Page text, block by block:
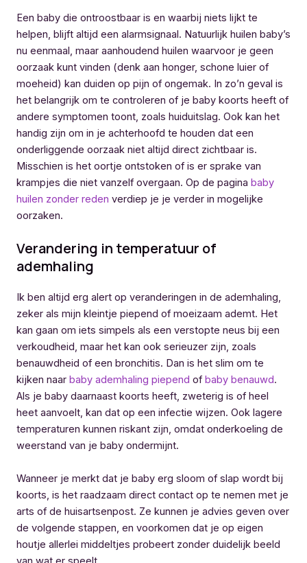
Een baby die ontroostbaar is en waarbij niets lijkt te
helpen, blijft altijd een alarmsignaal. Natuurlijk huilen baby’s
nu eenmaal, maar aanhoudend huilen waarvoor je geen
oorzaak kunt vinden (denk aan honger, schone luier of
moeheid) kan duiden op pijn of ongemak. In zo’n geval is
het belangrijk om te controleren of je baby koorts heeft of
andere symptomen toont, zoals huiduitslag. Ook kan het
handig zijn om in je achterhoofd te houden dat een
onderliggende oorzaak niet altijd direct zichtbaar is.
Misschien is het oortje ontstoken of is er sprake van
krampjes die niet vanzelf overgaan. Op de pagina baby
huilen zonder reden verdiep je je verder in mogelijke
oorzaken.
Verandering in temperatuur of
ademhaling
Ik ben altijd erg alert op veranderingen in de ademhaling,
zeker als mijn kleintje piepend of moeizaam ademt. Het
kan gaan om iets simpels als een verstopte neus bij een
verkoudheid, maar het kan ook serieuzer zijn, zoals
benauwdheid of een bronchitis. Dan is het slim om te
kijken naar baby ademhaling piepend of baby benauwd.
Als je baby daarnaast koorts heeft, zweterig is of heel
heet aanvoelt, kan dat op een infectie wijzen. Ook lagere
temperaturen kunnen riskant zijn, omdat onderkoeling de
weerstand van je baby ondermijnt.
Wanneer je merkt dat je baby erg sloom of slap wordt bij
koorts, is het raadzaam direct contact op te nemen met je
arts of de huisartsenpost. Ze kunnen je advies geven over
de volgende stappen, en voorkomen dat je op eigen
houtje allerlei middeltjes probeert zonder duidelijk beeld